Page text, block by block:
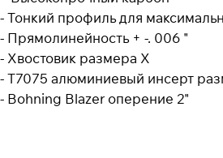
- Тонкий профиль для
- Прямолинейность + -. 006 "
- Хвостовик размера X
- T7075 алюминиевый инсерт
- Bohning Blazer оперение 2"